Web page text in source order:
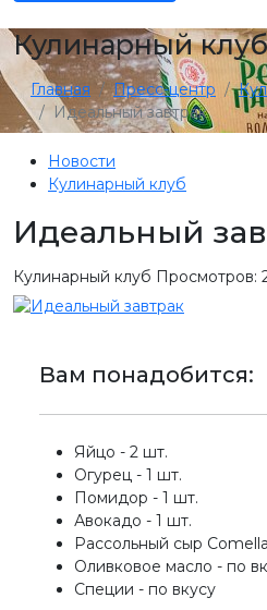
Кулинарный клуб
Главная Пресс-центр
Идеальный завтрак
Новости
Кулинарный клуб
Идеальный
Кулинарный клуб Просмотров:
Вам понадобится:
Яйцо - 2 шт.
Огурец - 1 шт.
Помидор - 1 шт.
Авокадо - 1 шт.
Рассольный сыр Comella
Оливковое масло - по
Специи - по вкусу